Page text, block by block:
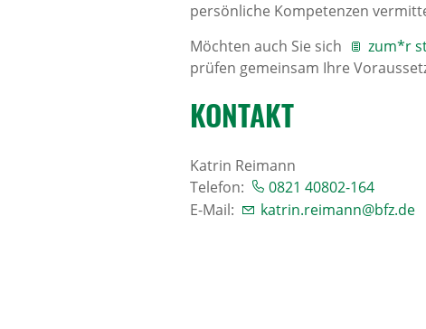
persönliche Kompetenzen
Möchten auch Sie sich
zum*r
prüfen gemeinsam Ihre
KONTAKT
Katrin Reimann
Telefon:
0821 40802-164
E-Mail:
katrin.reimann@bfz.de